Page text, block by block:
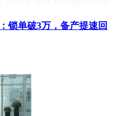
块因先进制程扩产需求
）因其独特的指数
焦科创板，这里聚集了
，上游中游核心环节占
捉产业趋势。数据显
增速达94%，2026年预
锁单破3万，备产提速回